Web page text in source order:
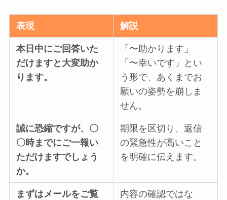
表現 解説
本日中にご回答いた
だけますと大変助か
ります。
「〜助かります」
「〜幸いです」とい
う形で、あくまでお
願いの姿勢を崩しま
せん。
誠に恐縮ですが、〇
〇時までにご一報い
ただけますでしょう
か。
期限を区切り、返信
の緊急性が高いこと
を明確に伝えます。
まずはメールをご覧
内容の確認ではな